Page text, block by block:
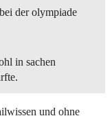
der olympiade
in sachen
und ohne